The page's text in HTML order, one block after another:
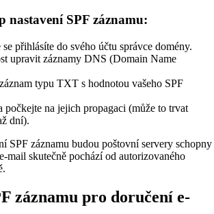
nastavení SPF záznamu:
se přihlásíte do svého účtu správce domény.
upravit záznamy DNS (Domain Name
typu TXT s hodnotou vašeho SPF
počkejte na jejich propagaci (může to trvat
dní).
SPF záznamu budou poštovní servery schopny
mail skutečně pochází od autorizovaného
záznamu pro doručení e-